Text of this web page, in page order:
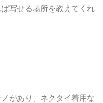
写せる場所を教えてくれ
があり、ネクタイ着用な